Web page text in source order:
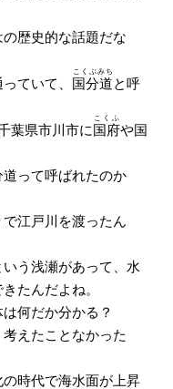
歴史的な話題だな
ていて、 国分道
こくぶみち
と呼
葉県市川市に国府
こくふ
や国
って呼ばれたのか
江戸川を渡ったん
う浅瀬があって、水
たんだよね。
何だか分かる？
えたことなかった
時代で海水面が上昇